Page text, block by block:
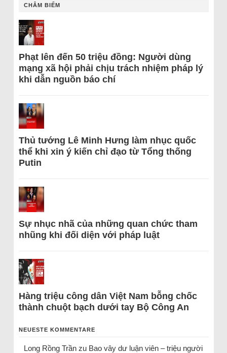
CHÂM BIẾM
Phạt lên đến 50 triệu đồng: Người dùng
mạng xã hội phải chịu trách nhiệm pháp lý
khi dẫn nguồn báo chí
Thủ tướng Lê Minh Hưng làm nhục quốc
thể khi xin ý kiến chỉ đạo từ Tổng thống
Putin
Sự nhục nhã của những quan chức tham
nhũng khi đối diện với pháp luật
Hàng triệu công dân Việt Nam bỗng chốc
thành chuột bạch dưới tay Bộ Công An
NEUESTE KOMMENTARE
Long Rồng Trầnzu Bao vây dư luận viên – triệu người